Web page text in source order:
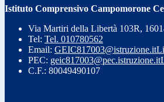
Istituto Comprensivo Campomorone
Via Martiri della Libertà 103R,
Tel: Tel. 010780562
Email: GEIC817003@istruzione.it
PEC: geic817003@pec.istruzione.it
C.F.: 80049490107